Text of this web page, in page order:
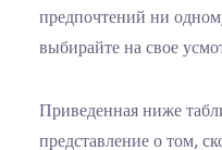
предпочтений ни
выбирайте на свое
Приведенная ниже
представление о том,